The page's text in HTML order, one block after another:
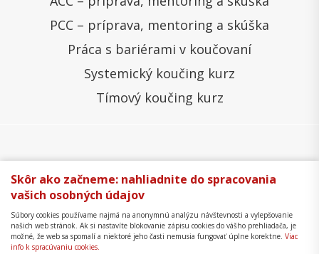
PCC – príprava, mentoring a skúška
Práca s bariérami v koučovaní
Systemický koučing kurz
Tímový koučing kurz
Všeobecné obchodné podmienky
Správa cookies
Ochrana osobných údajov
Formulár na odstúpenie
Mapa stránky
Copyright © 2018 - 2026 Business Coaching College,
Skôr ako začneme: nahliadnite do spracovania
vašich osobných údajov
Súbory cookies používame najmä na anonymnú analýzu návštevnosti a vylepšovanie
našich web stránok. Ak si nastavíte blokovanie zápisu cookies do vášho prehliadača, je
možné, že web sa spomalí a niektoré jeho časti nemusia fungovať úplne korektne. Viac
info k spracúvaniu cookies.